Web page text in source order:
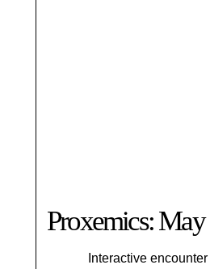
Proxemics: May
Interactive